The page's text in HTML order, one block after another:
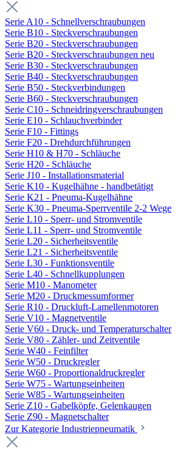
Serie A10 - Schnellverschraubungen
Serie B10 - Steckverschraubungen
Serie B20 - Steckverschraubungen
Serie B20 - Steckverschraubungen neu
Serie B30 - Steckverschraubungen
Serie B40 - Steckverschraubungen
Serie B50 - Steckverbindungen
Serie B60 - Steckverschraubungen
Serie C10 - Schneidringverschraubungen
Serie E10 - Schlauchverbinder
Serie F10 - Fittings
Serie F20 - Drehdurchführungen
Serie H10 & H70 - Schläuche
Serie H20 - Schläuche
Serie J10 - Installationsmaterial
Serie K10 - Kugelhähne - handbetätigt
Serie K21 - Pneuma-Kugelhähne
Serie K30 - Pneuma-Sperrventile 2-2 Wege
Serie L10 - Sperr- und Stromventile
Serie L11 - Sperr- und Stromventile
Serie L20 - Sicherheitsventile
Serie L21 - Sicherheitsventile
Serie L30 - Funktionsventile
Serie L40 - Schnellkupplungen
Serie M10 - Manometer
Serie M20 - Druckmessumformer
Serie R10 - Druckluft-Lamellenmotoren
Serie V10 - Magnetventile
Serie V60 - Druck- und Temperaturschalter
Serie V80 - Zähler- und Zeitventile
Serie W40 - Feinfilter
Serie W50 - Druckregler
Serie W60 - Proportionaldruckregler
Serie W75 - Wartungseinheiten
Serie W85 - Wartungseinheiten
Serie Z10 - Gabelköpfe, Gelenkaugen
Serie Z90 - Magnetschalter
Zur Kategorie Industriepneumatik